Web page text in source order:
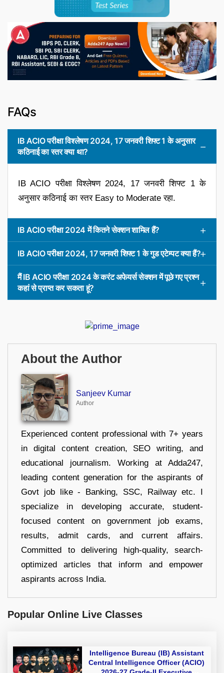
FAQs
IB ACIO परीक्षा विश्लेषण 2024, 17 जनवरी शिफ्ट 1 के अनुसार
कठिनाई का स्तर क्या था?
IB ACIO परीक्षा विश्लेषण 2024, 17 जनवरी शिफ्ट 1 के
अनुसार कठिनाई का स्तर Easy to Moderate रहा.
IB ACIO परीक्षा 2024 में कितने सेक्शन शामिल हैं?
IB ACIO परीक्षा 2024, 17 जनवरी शिफ्ट 1 के गुड एटेम्पट क्या हैं?
मैं IB ACIO परीक्षा 2024 के करंट अफेयर्स सेक्शन में पूछे गए प्रश्न
कहां से प्राप्त कर सकता हूं?
About the Author
Sanjeev Kumar
Author
Experienced content professional with 7+ years
in digital content creation, SEO writing, and
educational journalism. Working at Adda247,
leading content generation for the aspirants of
Govt job like - Banking, SSC, Railway etc. I
specialize in developing accurate, student-
focused content on government job exams,
results, admit cards, and current affairs.
Committed to delivering high-quality, search-
optimized articles that inform and empower
aspirants across India.
Popular Online Live Classes
Intelligence Bureau (IB) Assistant
Central Intelligence Officer (ACIO)